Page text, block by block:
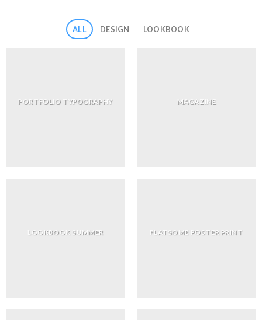
ALL DESIGN LOOKBOOK
PORTFOLIO TYPOGRAPHY MAGAZINE
LOOKBOOK SUMMER FLATSOME POSTER PRINT